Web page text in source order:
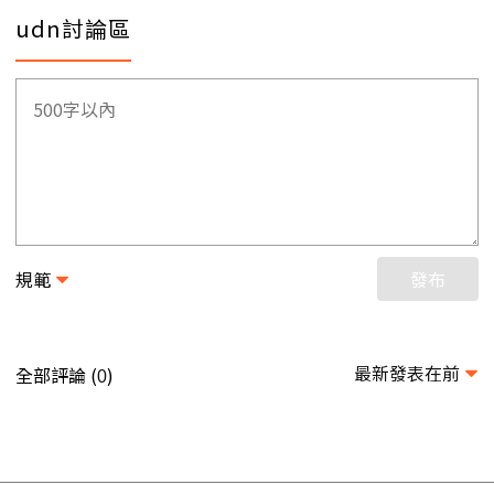
udn討論區
規範 發布
全部評論 (0) 最新發表在前